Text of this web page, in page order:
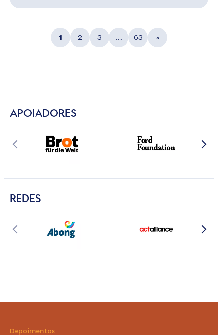
1 2 3 … 63 »
APOIADORES
REDES
Depoimentos